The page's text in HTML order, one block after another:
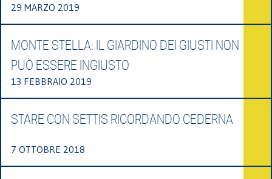
29 MARZO 2019
MONTE STELLA: IL GIARDINO DEI GIUSTI NON
PUÒ ESSERE INGIUSTO
13 FEBBRAIO 2019
STARE CON SETTIS RICORDANDO CEDERNA
7 OTTOBRE 2018